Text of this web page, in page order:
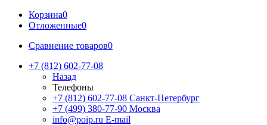
Корзина0
Отложенные0
Сравнение товаров0
+7 (812) 602-77-08
Назад
Телефоны
+7 (812) 602-77-08 Санкт-Петербург
+7 (499) 380-77-90 Москва
info@poip.ru E-mail